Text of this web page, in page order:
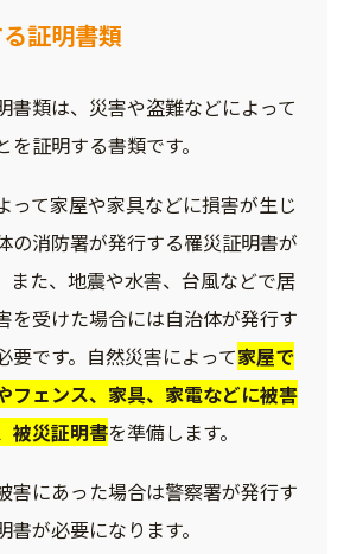
証明書類
書類は、災害や盗難などによって
証明する書類です。
って家屋や家具などに損害が生じ
の消防署が発行する罹災証明書が
また、地震や水害、台風などで居
を受けた場合には自治体が発行す
要です。自然災害によって家屋で
フェンス、家具、家電などに被害
被災証明書を準備します。
害にあった場合は警察署が発行す
が必要になります。